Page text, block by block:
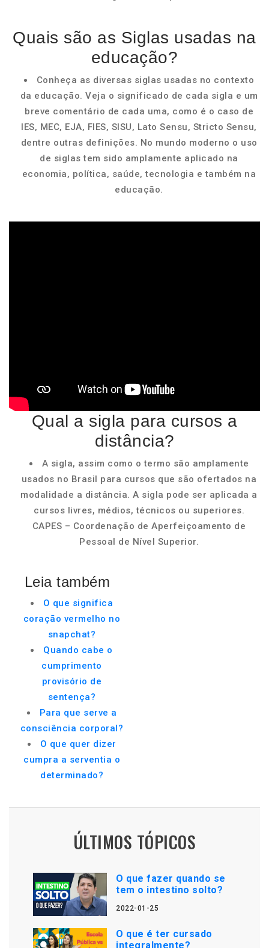
Quais são as Siglas usadas na
educação?
Conheça as diversas siglas usadas no contexto
da educação. Veja o significado de cada sigla e um
breve comentário de cada uma, como é o caso de
IES, MEC, EJA, FIES, SISU, Lato Sensu, Stricto Sensu,
dentre outras definições. No mundo moderno o uso
de siglas tem sido amplamente aplicado na
economia, política, saúde, tecnologia e também na
educação.
Qual a sigla para cursos a
distância?
A sigla, assim como o termo são amplamente
usados no Brasil para cursos que são ofertados na
modalidade a distância. A sigla pode ser aplicada a
cursos livres, médios, técnicos ou superiores.
CAPES – Coordenação de Aperfeiçoamento de
Pessoal de Nível Superior.
Leia também
O que significa
coração vermelho no
snapchat?
Quando cabe o
cumprimento
provisório de
sentença?
Para que serve a
consciência corporal?
O que quer dizer
cumpra a serventia o
determinado?
ÚLTIMOS TÓPICOS
O que fazer quando se
tem o intestino solto?
2022-01-25
O que é ter cursado
integralmente?